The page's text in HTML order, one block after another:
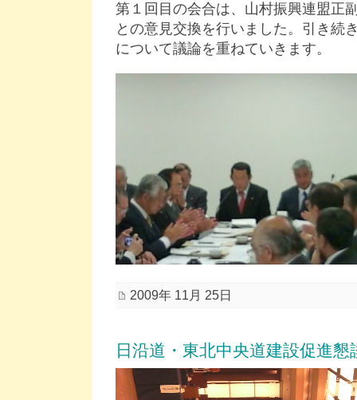
第１回目の会合は、山村振興連盟正
との意見交換を行いました。引き続
について議論を重ねていきます。
2009年 11月 25日
日沿道・東北中央道建設促進懇